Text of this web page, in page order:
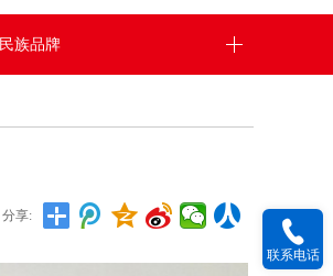
民族品牌
分享:
联系电话